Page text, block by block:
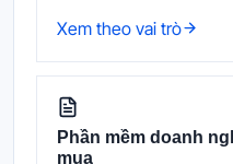
Xem theo vai trò
Phần mềm doanh
mua